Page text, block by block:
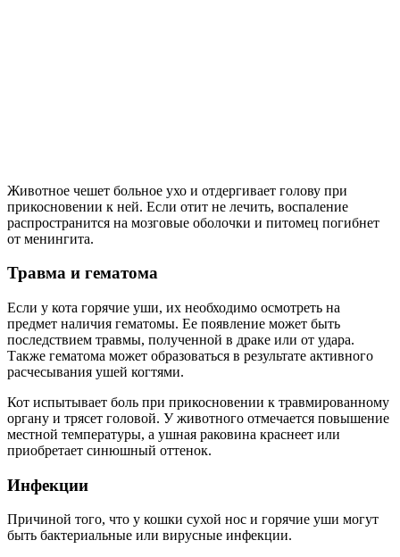
Животное чешет больное ухо и отдергивает голову при
прикосновении к ней. Если отит не лечить, воспаление
распространится на мозговые оболочки и питомец погибнет
от менингита.
Травма и гематома
Если у кота горячие уши, их необходимо осмотреть на
предмет наличия гематомы. Ее появление может быть
последствием травмы, полученной в драке или от удара.
Также гематома может образоваться в результате активного
расчесывания ушей когтями.
Кот испытывает боль при прикосновении к травмированному
органу и трясет головой. У животного отмечается повышение
местной температуры, а ушная раковина краснеет или
приобретает синюшный оттенок.
Инфекции
Причиной того, что у кошки сухой нос и горячие уши могут
быть бактериальные или вирусные инфекции.